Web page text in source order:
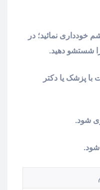
نمائید؛ در
شستشو دهید.
پزشک یا دکتر
شود.